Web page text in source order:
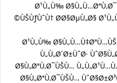
3- Ø¹Ù„Ù‰
ÙŠÙƒÙˆÙ† Ø­Ø§ØµÙ„Ø§
Ø¹Ù„Ù‰
Ù„Ù„Ø´Ø±ÙˆØ·
Ø§Ù„ØªÙ‚Ø¯ÙŠÙ…
Ø§Ù„ØªÙ‚Ø¯ÙŠÙ…